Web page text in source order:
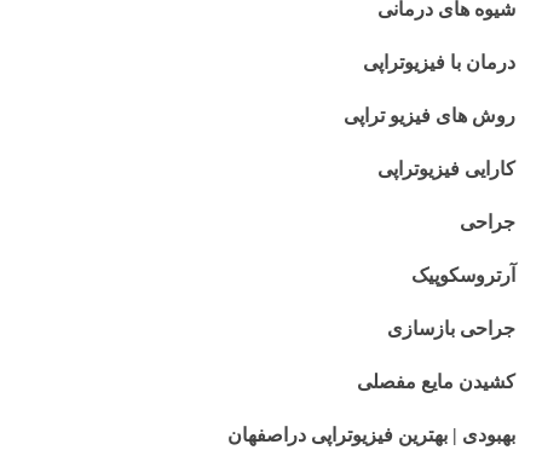
شیوه های درمانی
درمان با فیزیوتراپی
روش های فیزیو تراپی
کارایی فیزیوتراپی
جراحی
آرتروسکوپیک
جراحی بازسازی
کشیدن مایع مفصلی
بهبودی | بهترین فیزیوتراپی دراصفهان